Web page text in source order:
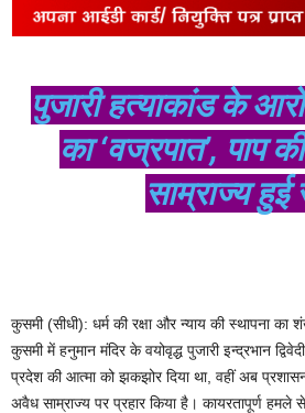
पुजारी हत्याकांड के
का ‘वज्रपात’, पाप
साम्राज्य हुई
कुसमी (सीधी): धर्म की रक्षा और न्याय की स्थापना
कुसमी में हनुमान मंदिर के वयोवृद्ध पुजारी इन्द्रभान
प्रदेश की आत्मा को झकझोर दिया था, वहीं अब
अवैध साम्राज्य पर प्रहार किया है। कायरतापूर्ण